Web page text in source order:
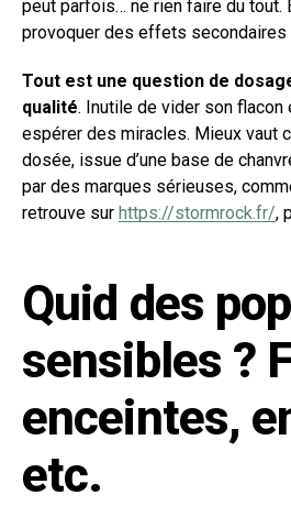
peut parfois… ne rien faire du tout.
provoquer des effets secondaires
Tout est une question de
qualité. Inutile de vider son flacon
espérer des miracles. Mieux vaut
dosée, issue d’une base de
par des marques sérieuses,
retrouve sur https://stormrock.fr/,
Quid des
sensibles ?
enceintes,
etc.